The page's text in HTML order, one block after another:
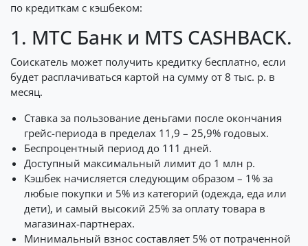
по кредиткам с кэшбеком:
1. МТС Банк и MTS CASHBACK.
Соискатель может получить кредитку бесплатно, если
будет расплачиваться картой на сумму от 8 тыс. р. в
месяц.
Ставка за пользование деньгами после окончания
грейс-периода в пределах 11,9 – 25,9% годовых.
Беспроцентный период до 111 дней.
Доступный максимальный лимит до 1 млн р.
Кэшбек начисляется следующим образом – 1% за
любые покупки и 5% из категорий (одежда, еда или
дети), и самый высокий 25% за оплату товара в
магазинах-партнерах.
Минимальный взнос составляет 5% от потраченной